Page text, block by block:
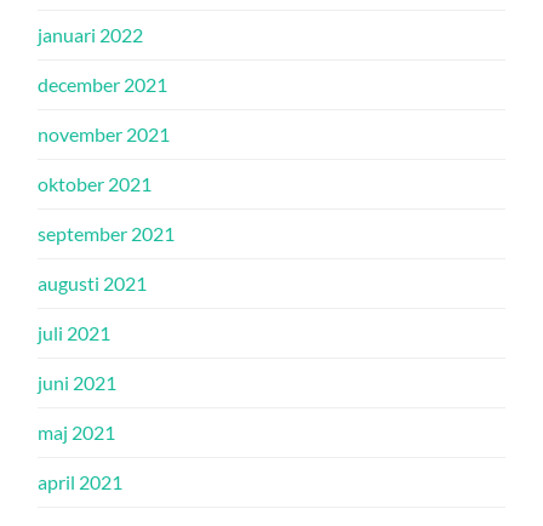
januari 2022
december 2021
november 2021
oktober 2021
september 2021
augusti 2021
juli 2021
juni 2021
maj 2021
april 2021